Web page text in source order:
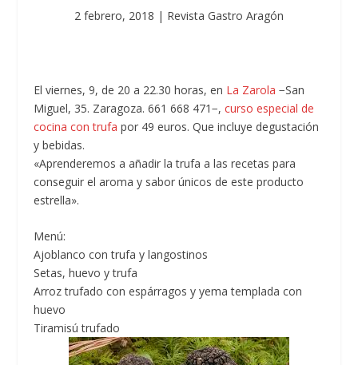
2 febrero, 2018 | Revista Gastro Aragón
El viernes, 9, de 20 a 22.30 horas, en La Zarola −San
Miguel, 35. Zaragoza. 661 668 471−,curso especial de
cocina con trufa por 49 euros. Que incluye degustación
y bebidas.
«Aprenderemos a añadir la trufa a las recetas para
conseguir el aroma y sabor únicos de este producto
estrella».
Menú:
Ajoblanco con trufa y langostinos
Setas, huevo y trufa
Arroz trufado con espárragos y yema templada con
huevo
Tiramisú trufado